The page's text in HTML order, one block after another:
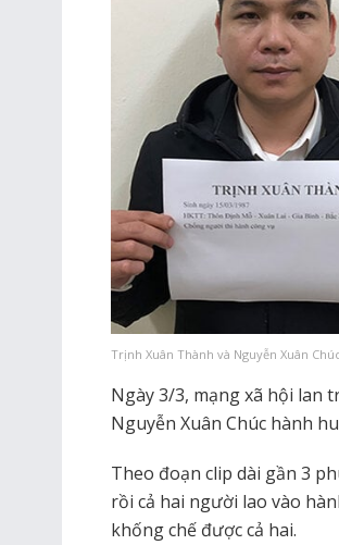
Trịnh Xuân Thành và Nguyễn Xuân
Ngày 3/3, mạng xã hội lan
Nguyễn Xuân Chúc hành
Theo đoạn clip dài gần 3
rồi cả hai người lao vào
khống chế được cả hai.